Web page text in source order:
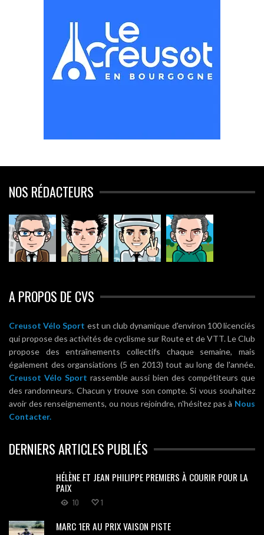
NOS RÉDACTEURS
A PROPOS DE CVS
Creusot Vélo Sport est un club dynamique d'environ 100 licenciés
qui propose des activités de cyclisme sur Route et de VTT. Le Club
propose des entraînements collectifs chaque semaine, mais
également des organsiations (5 en 2013) tout au long de l'année.
Creusot Vélo Sport rassemble aussi bien des compétiteurs que
des randonneurs. Chacun y trouve son compte. Si vous souhaitez
avoir des renseignements, ou nous rejoindre, n'hésitez pas à Nous
Contacter.
DERNIERS ARTICLES PUBLIÉS
HÉLÈNE ET JEAN PHILIPPE PREMIERS À COURIR POUR LA
PAIX
10 1
MARC 1ER AU PRIX VAISON PISTE